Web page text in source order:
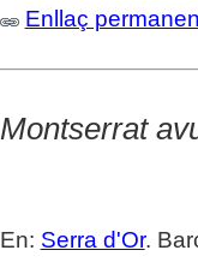
Enllaç
Montserrat
En: Serra d'Or.